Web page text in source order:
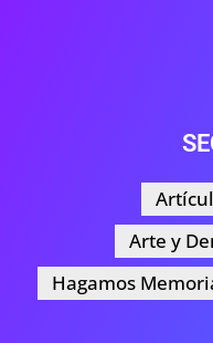
Arte y
Hagamos